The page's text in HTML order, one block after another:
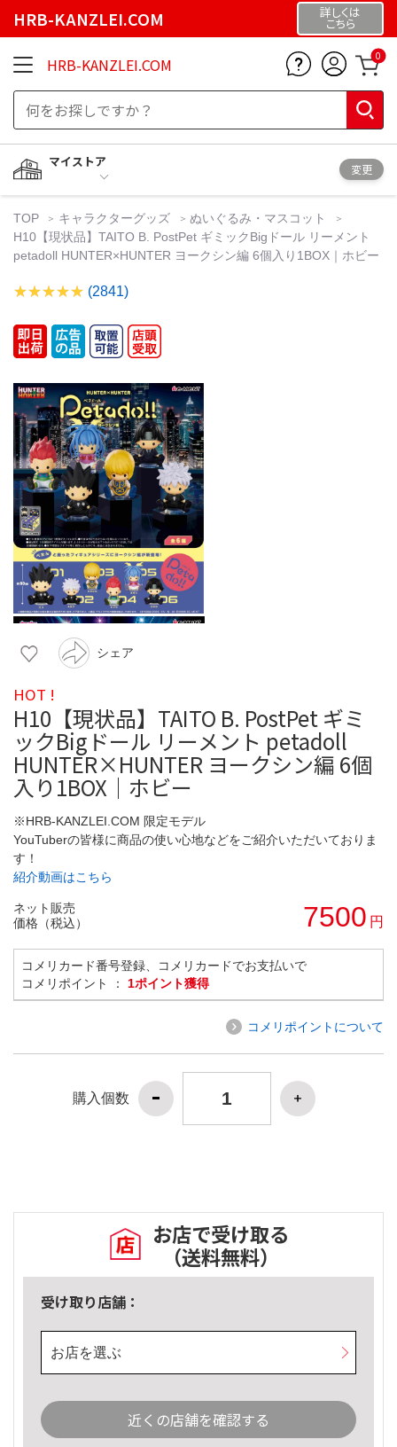
HRB-KANZLEI.COM 詳しくは
こちら
HRB-KANZLEI.COM 0
マイストア
変更
TOP キャラクターグッズ
ぬいぐるみ・マスコット
H10【現状品】TAITO B. PostPet ギミックBigドール リーメント
petadoll HUNTER×HUNTER ヨークシン編 6個入り1BOX｜ホビー
(2841)
シェア
HOT !
H10【現状品】TAITO B. PostPet ギミ
ックBigドール リーメント petadoll
HUNTER×HUNTER ヨークシン編 6個
入り1BOX｜ホビー
※HRB-KANZLEI.COM 限定モデル
YouTuberの皆様に商品の使い心地などをご紹介いただいておりま
す！
紹介動画はこちら
ネット販売
価格（税込）
7500 円
コメリカード番号登録、コメリカードでお支払いで
コメリポイント ： 1ポイント獲得
コメリポイントについて
購入個数
お店で受け取る
（送料無料）
受け取り店舗：
お店を選ぶ
近くの店舗を確認する